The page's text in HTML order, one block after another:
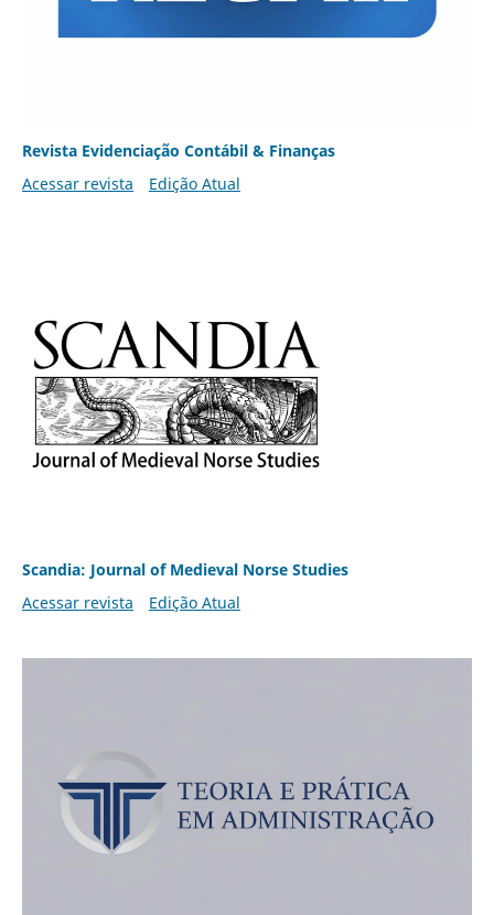
Revista Evidenciação Contábil & Finanças
Acessar revista
Edição Atual
Scandia: Journal of Medieval Norse Studies
Acessar revista
Edição Atual